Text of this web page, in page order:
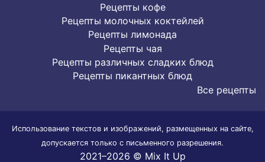
Рецепты кофе
Рецепты молочных коктейлей
Рецепты лимонада
Рецепты чая
Рецепты различных сладких блюд
Рецепты пикантных блюд
Все рецепты
Использование текстов и изображений, размещенных на сайте,
допускается только с письменного разрешения.
2021–2026 © Mix It Up